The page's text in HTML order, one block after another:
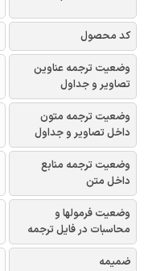
کد محصول
وضعیت ترجمه عناوین
تصاویر و جداول
وضعیت ترجمه متون
داخل تصاویر و جداول
وضعیت ترجمه منابع
داخل متن
وضعیت فرمولها و
محاسبات در فایل ترجمه
ضمیمه